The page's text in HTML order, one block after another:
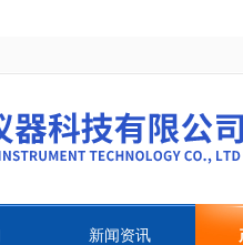
新闻资讯